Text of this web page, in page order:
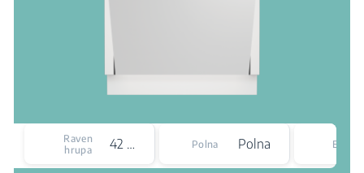
Raven
hrupa
42 dBA Polna Polna